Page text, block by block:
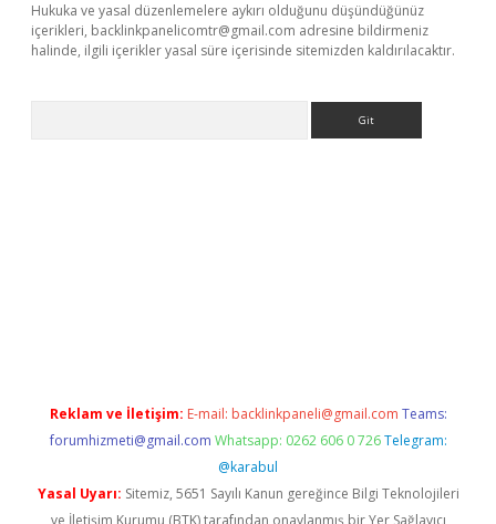
Hukuka ve yasal düzenlemelere aykırı olduğunu düşündüğünüz
içerikleri, backlinkpanelicomtr@gmail.com adresine bildirmeniz
halinde, ilgili içerikler yasal süre içerisinde sitemizden kaldırılacaktır.
Reklam ve İletişim: E-mail: backlinkpaneli@gmail.com Teams:
forumhizmeti@gmail.com Whatsapp: 0262 606 0 726 Telegram:
@karabul
Yasal Uyarı: Sitemiz, 5651 Sayılı Kanun gereğince Bilgi Teknolojileri
ve İletişim Kurumu (BTK) tarafından onaylanmış bir Yer Sağlayıcı